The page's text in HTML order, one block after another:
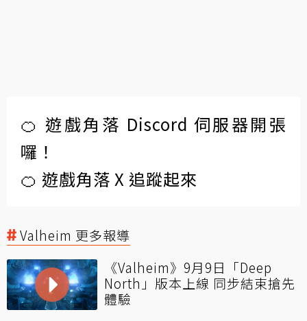
🍊 遊戲角落 Discord 伺服器開張
囉！
🍊 遊戲角落 X 追蹤起來
Valheim 更多報導
《Valheim》9月9日「Deep
North」版本上線 同步結束搶先
體驗